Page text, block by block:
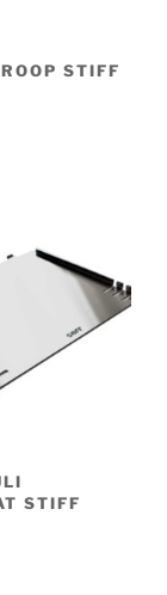
STIFF
STIFF